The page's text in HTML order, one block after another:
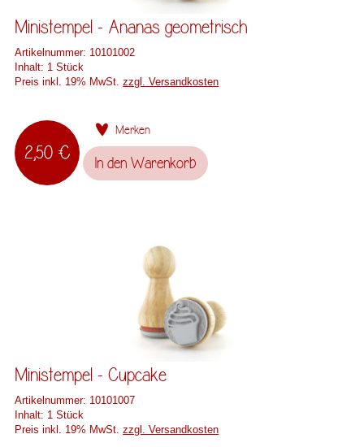
Ministempel - Ananas geometrisch
Artikelnummer: 10101002
Inhalt: 1 Stück
Preis inkl. 19% MwSt.zzgl. Versandkosten
2,50 €
Merken
In den Warenkorb
Ministempel - Cupcake
Artikelnummer: 10101007
Inhalt: 1 Stück
Preis inkl. 19% MwSt.zzgl. Versandkosten